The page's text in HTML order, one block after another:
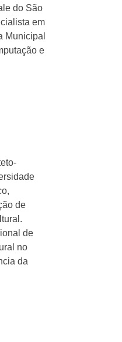
do São
em
Municipal
e
de
de
no
da